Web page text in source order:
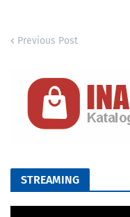
Previous Post
STREAMING